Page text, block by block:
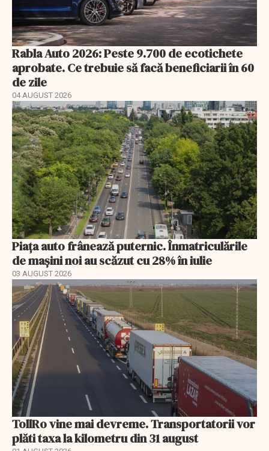
Rabla Auto 2026: Peste 9.700 de ecotichete
aprobate. Ce trebuie să facă beneficiarii în 60
de zile
04 AUGUST 2026
Piața auto frânează puternic. Înmatriculările
de mașini noi au scăzut cu 28% în iulie
03 AUGUST 2026
TollRo vine mai devreme. Transportatorii vor
plăti taxa la kilometru din 31 august